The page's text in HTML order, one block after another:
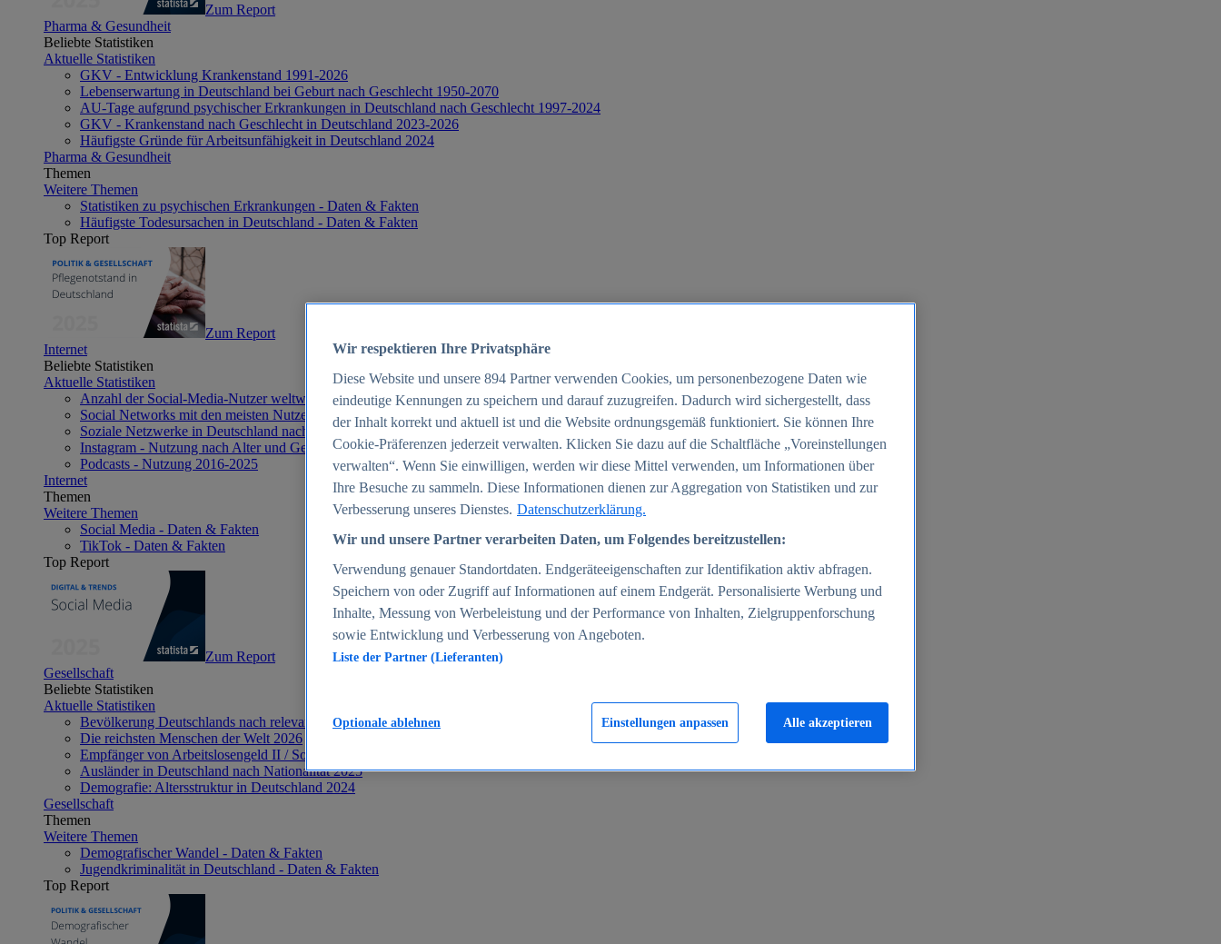
Zum Report
Pharma & Gesundheit
Beliebte Statistiken
Aktuelle Statistiken
GKV - Entwicklung Krankenstand 1991-2026
Lebenserwartung in Deutschland bei Geburt nach Geschlecht 1950-2070
AU-Tage aufgrund psychischer Erkrankungen in Deutschland nach Geschlecht 1997-2024
GKV - Krankenstand nach Geschlecht in Deutschland 2023-2026
Häufigste Gründe für Arbeitsunfähigkeit in Deutschland 2024
Pharma & Gesundheit
Themen
Weitere Themen
Statistiken zu psychischen Erkrankungen - Daten & Fakten
Häufigste Todesursachen in Deutschland - Daten & Fakten
Top Report
Zum Report
Internet
Beliebte Statistiken
Aktuelle Statistiken
Anzahl der Social-Media-Nutzer weltweit 2012-2025
Social Networks mit den meisten Nutzern weltweit 2025
Soziale Netzwerke in Deutschland nach Generationen 2025
Instagram - Nutzung nach Alter und Geschlecht in Deutschland 2025
Podcasts - Nutzung 2016-2025
Internet
Themen
Weitere Themen
Social Media - Daten & Fakten
TikTok - Daten & Fakten
Top Report
Zum Report
Gesellschaft
Beliebte Statistiken
Aktuelle Statistiken
Bevölkerung Deutschlands nach relevanten Altersgruppen 2024
Die reichsten Menschen der Welt 2026
Empfänger von Arbeitslosengeld II / Sozialgeld / Bürgergeld in Deutschland 2005-2025
Ausländer in Deutschland nach Nationalität 2025
Demografie: Altersstruktur in Deutschland 2024
Gesellschaft
Themen
Weitere Themen
Demografischer Wandel - Daten & Fakten
Jugendkriminalität in Deutschland - Daten & Fakten
Top Report
Wir respektieren Ihre Privatsphäre
Diese Website und unsere 894 Partner verwenden Cookies, um personenbezogene Daten wie
eindeutige Kennungen zu speichern und darauf zuzugreifen. Dadurch wird sichergestellt, dass
der Inhalt korrekt und aktuell ist und die Website ordnungsgemäß funktioniert. Sie können Ihre
Cookie-Präferenzen jederzeit verwalten. Klicken Sie dazu auf die Schaltfläche „Voreinstellungen
verwalten“. Wenn Sie einwilligen, werden wir diese Mittel verwenden, um Informationen über
Ihre Besuche zu sammeln. Diese Informationen dienen zur Aggregation von Statistiken und zur
Verbesserung unseres Dienstes. Datenschutzerklärung.
Wir und unsere Partner verarbeiten Daten, um Folgendes bereitzustellen:
Verwendung genauer Standortdaten. Endgeräteeigenschaften zur Identifikation aktiv abfragen.
Speichern von oder Zugriff auf Informationen auf einem Endgerät. Personalisierte Werbung und
Inhalte, Messung von Werbeleistung und der Performance von Inhalten, Zielgruppenforschung
sowie Entwicklung und Verbesserung von Angeboten.
Liste der Partner (Lieferanten)
Einstellungen anpassen
Optionale ablehnen Alle akzeptieren